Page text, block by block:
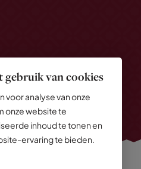
gebruik van cookies
voor analyse van onze
onze website te
inhoud te tonen en
ervaring te bieden.